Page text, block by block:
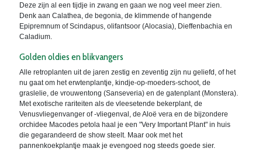
Deze zijn al een tijdje in zwang en gaan we nog veel meer zien.
Denk aan Calathea, de begonia, de klimmende of hangende
Epipremnum of Scindapus, olifantsoor (Alocasia), Dieffenbachia en
Caladium.
Golden oldies en blikvangers
Alle retroplanten uit de jaren zestig en zeventig zijn nu geliefd, of het
nu gaat om het erwtenplantje, kindje-op-moeders-schoot, de
graslelie, de vrouwentong (Sanseveria) en de gatenplant (Monstera).
Met exotische rariteiten als de vleesetende bekerplant, de
Venusvliegenvanger of -vliegenval, de Aloë vera en de bijzondere
orchidee Macodes petola haal je een "Very Important Plant" in huis
die gegarandeerd de show steelt. Maar ook met het
pannenkoekplantje maak je evengoed nog steeds goede sier.